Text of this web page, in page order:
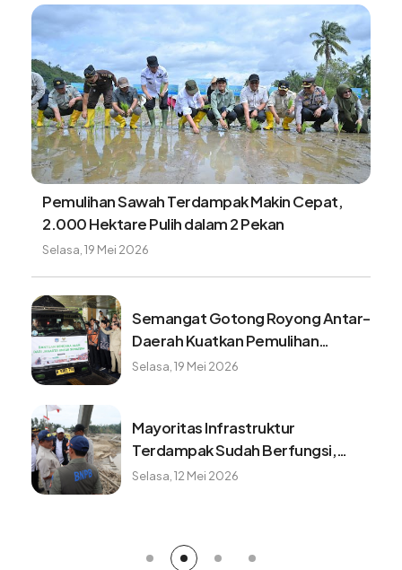
Pemulihan Sawah Terdampak Makin Cepat,
2.000 Hektare Pulih dalam 2 Pekan
Selasa, 19 Mei 2026
Semangat Gotong Royong Antar-
Daerah Kuatkan Pemulihan
Pascabencana Sumatera
Selasa, 19 Mei 2026
Mayoritas Infrastruktur
Terdampak Sudah Berfungsi,
Konektivitas dan Logistik
Selasa, 12 Mei 2026